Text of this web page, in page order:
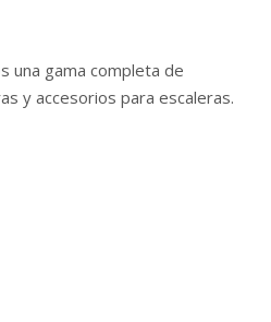
una gama completa de
y accesorios para escaleras.